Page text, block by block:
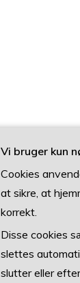
Vi bruger kun
Cookies
at sikre, at
korrekt.
Disse cookies
slettes
slutter eller